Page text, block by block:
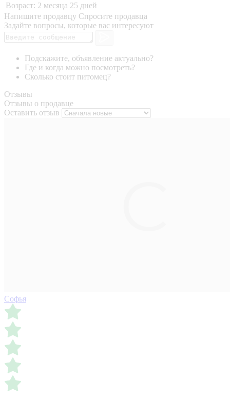
Возраст: 2 месяца 25 дней
Напишите продавцу Спросите продавца
Задайте вопросы, которые вас интересуют
Подскажите, объявление актуально?
Где и когда можно посмотреть?
Сколько стоит питомец?
Отзывы
Отзывы о продавце
Оставить отзыв
Софья